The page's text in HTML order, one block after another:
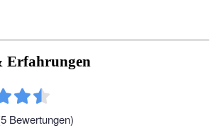
Erfahrungen
5 Bewertungen)